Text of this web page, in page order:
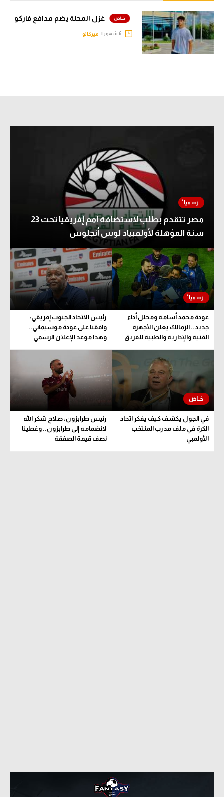
رياضات أخرى
أمم إفريقيا
كرة السلة الأمريكية
ركن الألعاب
أقسام خاصة
Gamers
ميركاتو
تحقيق في الجول
تقرير في الجول
تحليل في الجول
حكايات في الجول
كويز في الجول
فيديو في الجول
غزل المحلة يضم مدافع فاركو
ميركاتو
مصر تتقدم بطلب لاستضافة أمم إفريقيا تحت 23
سنة المؤهلة لأولمبياد لوس أنجلوس
عودة محمد أسامة ومحلل أداء
جديد.. الزمالك يعلن الأجهزة
الفنية والإدارية والطبية للفريق
رئيس الاتحاد الجنوب إفريقي:
وافقنا على عودة موسيماني..
وهذا موعد الإعلان الرسمي
في الجول يكشف كيف يفكر اتحاد
الكرة في ملف مدرب المنتخب
الأولمبي
رئيس طرابزون: صلاح شكر الله
لانضمامه إلى طرابزون.. وغطينا
نصف قيمة الصفقة